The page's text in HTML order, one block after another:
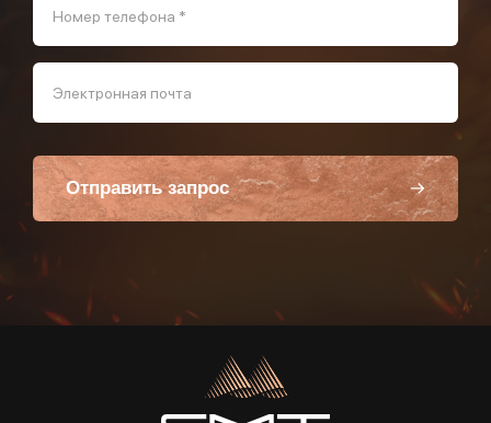
Номер телефона *
Электронная почта
Отправить запрос
Пользуясь данной формой вы соглашаетесь с политикой компании